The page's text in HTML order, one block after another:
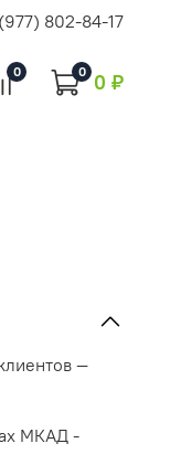
802-84-17
0 0 0 ₽
—
МКАД -